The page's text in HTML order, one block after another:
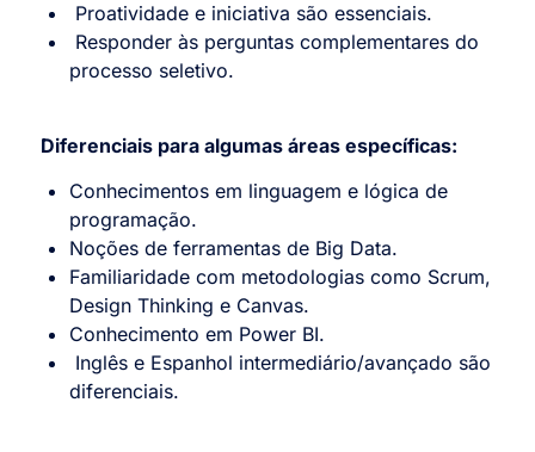
Proatividade e iniciativa são essenciais.
Responder às perguntas complementares do
processo seletivo.
Diferenciais para algumas áreas específicas:
Conhecimentos em linguagem e lógica de
programação.
Noções de ferramentas de Big Data.
Familiaridade com metodologias como Scrum,
Design Thinking e Canvas.
Conhecimento em Power BI.
Inglês e Espanhol intermediário/avançado são
diferenciais.